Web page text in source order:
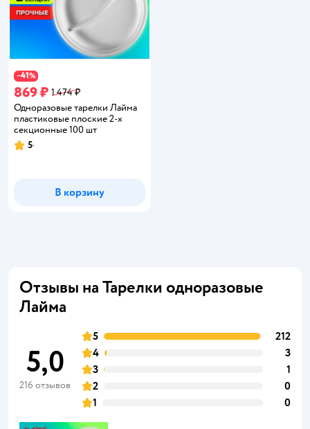
−41%
869 ₽ 1 474 ₽
Одноразовые тарелки Лайма
пластиковые плоские 2-х
секционные 100 шт
Рейтинг:
5
В корзину
Отзывы на Тарелки одноразовые
Лайма
5,0
216 отзывов
5
212
4
3
3
1
2
0
1
0